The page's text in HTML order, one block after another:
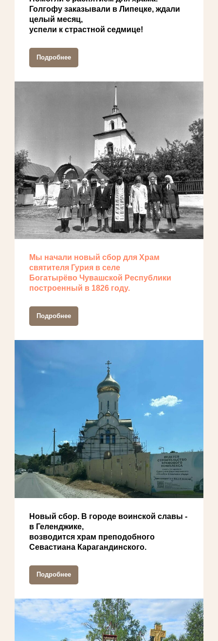
Голгофу заказывали в Липецке, ждали
целый месяц,
успели к страстной седмице!
Подробнее
Мы начали новый сбор для Храм
святителя Гурия в селе
Богатырёво Чувашской Республики
построенный в 1826 году.
Подробнее
Новый сбор. В городе воинской славы -
в Геленджике,
возводится храм преподобного
Севастиана Карагандинского.
Подробнее